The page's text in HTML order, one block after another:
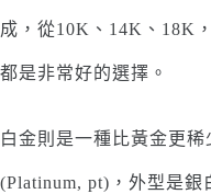
成，從10K、14K、18K
都是非常好的選擇。
白金則是一種比黃金更
(Platinum, pt)，外型是銀